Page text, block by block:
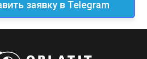
заявку в Telegram